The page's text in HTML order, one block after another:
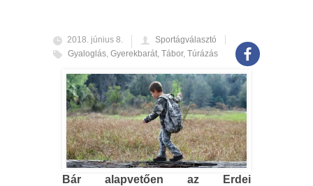
2018. június 8.
Sportágválasztó
Gyaloglás, Gyerekbarát, Tábor, Túrázás
Bár alapvetően az Erdei